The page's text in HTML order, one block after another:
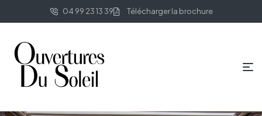
04 99 23 13 39 Télécharger la brochure